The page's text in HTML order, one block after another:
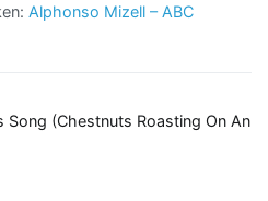
Alphonso Mizell – ABC
Song (Chestnuts Roasting On An